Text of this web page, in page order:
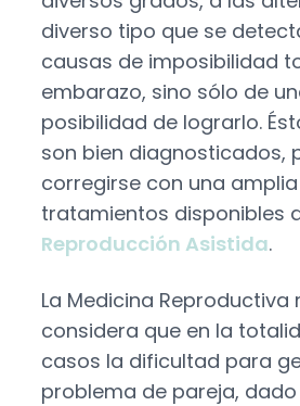
diverso tipo que se
causas de imposibilidad
embarazo, sino sólo de
posibilidad de lograrlo.
son bien diagnosticados,
corregirse con una
tratamientos disponibles
Reproducción Asistida.
La Medicina Reproductiva
considera que en la
casos la dificultad para
problema de pareja,